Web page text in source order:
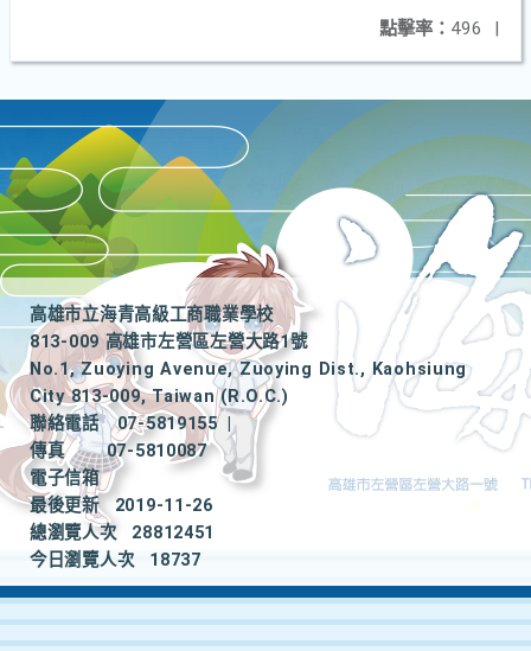
點擊率： 496 |
高雄市立海青高級工商職業學校
813-009 高雄市左營區左營大路1號
No.1, Zuoying Avenue, Zuoying Dist., Kaohsiung
City 813-009, Taiwan (R.O.C.)
聯絡電話
07-5819155
|
傳真
07-5810087
電子信箱
最後更新
2019-11-26
總瀏覽人次
28812451
今日瀏覽人次
18737